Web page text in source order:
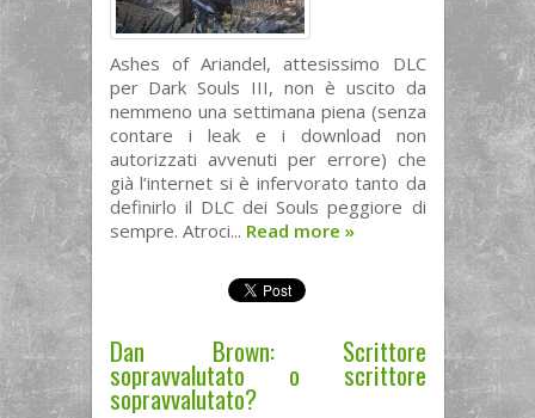
Ashes of Ariandel, attesissimo DLC
per Dark Souls III, non è uscito da
nemmeno una settimana piena (senza
contare i leak e i download non
autorizzati avvenuti per errore) che
già l’internet si è infervorato tanto da
definirlo il DLC dei Souls peggiore di
sempre. Atroci... Read more »
Dan Brown: Scrittore
sopravvalutato o scrittore
sopravvalutato?